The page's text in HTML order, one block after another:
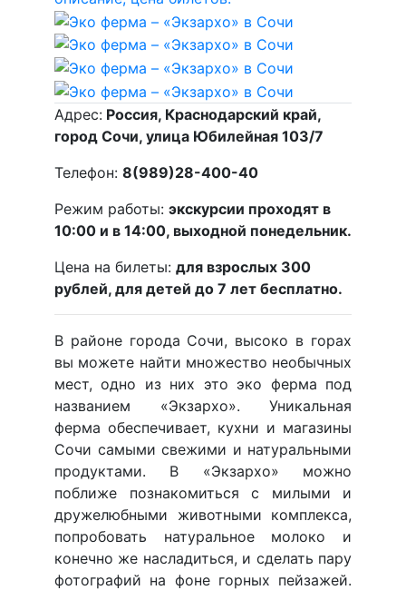
Адрес: Россия, Краснодарский край,
город Сочи, улица Юбилейная 103/7
Телефон: 8(989)28-400-40
Режим работы: экскурсии проходят в
10:00 и в 14:00, выходной понедельник.
Цена на билеты: для взрослых 300
рублей, для детей до 7 лет бесплатно.
В районе города Сочи, высоко в горах
вы можете найти множество необычных
мест, одно из них это эко ферма под
названием «Экзархо». Уникальная
ферма обеспечивает, кухни и магазины
Сочи самыми свежими и натуральными
продуктами. В «Экзархо» можно
поближе познакомиться с милыми и
дружелюбными животными комплекса,
попробовать натуральное молоко и
конечно же насладиться, и сделать пару
фотографий на фоне горных пейзажей.